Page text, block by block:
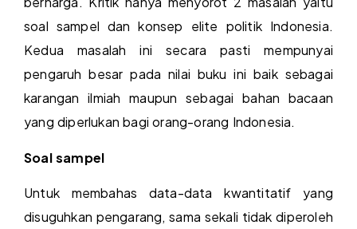
soal sampel dan konsep elite politik Indonesia.
Kedua masalah ini secara pasti mempunyai
pengaruh besar pada nilai buku ini baik sebagai
karangan ilmiah maupun sebagai bahan bacaan
yang diperlukan bagi orang-orang Indonesia.
Soal sampel
Untuk membahas data-data kwantitatif yang
disuguhkan pengarang, sama sekali tidak diperoleh